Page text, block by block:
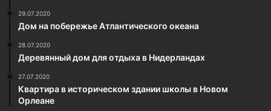
29.07.2020
Дом на побережье Атлантического океана
28.07.2020
Деревянный дом для отдыха в Нидерландах
27.07.2020
Квартира в историческом здании школы в Новом
Орлеане